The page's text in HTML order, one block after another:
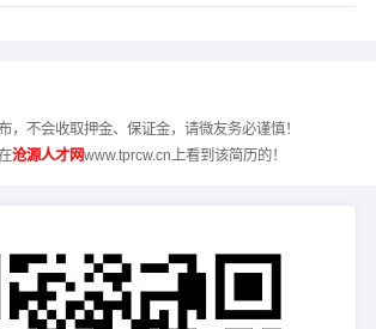
，不会收取押金、保证金，请微友务必谨慎！
沧源人才网www.tprcw.cn上看到该简历的！